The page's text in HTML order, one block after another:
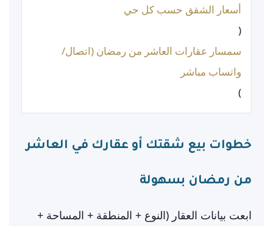
أسعار الشقق حسب كل حي
(
سمسار عقارات العاشر من رمضان (اتصال/
واتساب مباشر
)
خطوات بيع شقتك أو عقارك في العاشر
من رمضان بسهولة
ابعت بيانات العقار (النوع + المنطقة + المساحة +